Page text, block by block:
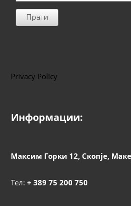
Прати
Privacy Policy
Информации:
Максим Горки 12, Скопје,
Тел: + 389 75 200 750